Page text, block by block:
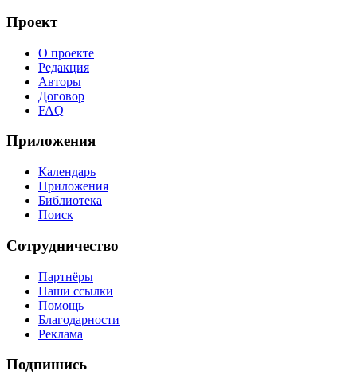
Проект
О проекте
Редакция
Авторы
Договор
FAQ
Приложения
Календарь
Приложения
Библиотека
Поиск
Сотрудничество
Партнёры
Наши ссылки
Помощь
Благодарности
Реклама
Подпишись